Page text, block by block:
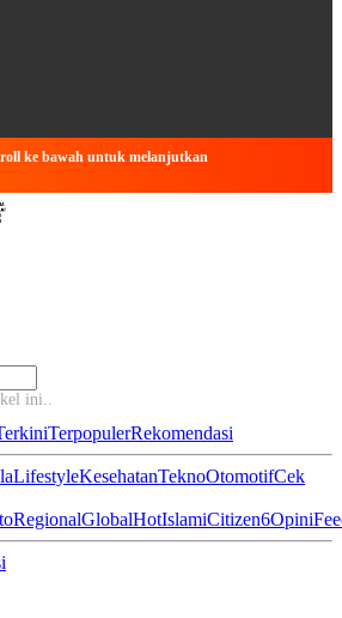
ke bawah untuk melanjutkan
TerpopulerRekomendasi
LifestyleKesehatanTeknoOtomotifCek
RegionalGlobalHotIslamiCitizen6Opini